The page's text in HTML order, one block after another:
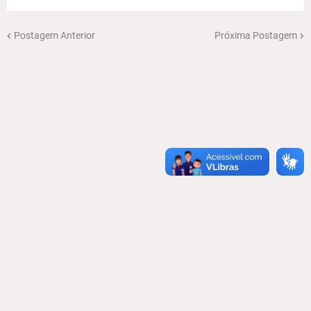
Postagem Anterior Próxima Postagem